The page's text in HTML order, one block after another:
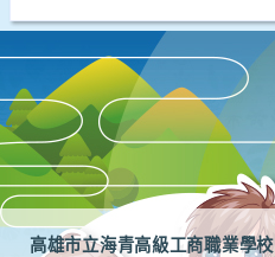
高雄市立海青高級工商職業學校